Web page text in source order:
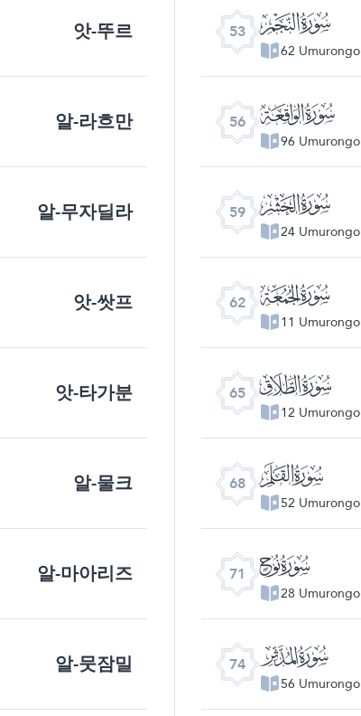
앗-뚜르 53 ﯢ
62 Umurongo
알-라흐만 56 ﯥ
96 Umurongo
알-무자딜라 59 ﯨ
24 Umurongo
앗-쌋프 62 ﯫ
11 Umurongo
앗-타가분 65 ﯮ
12 Umurongo
알-물크 68 ﯱ
52 Umurongo
알-마아리즈 71 ﯴ
28 Umurongo
알-뭇잠밀 74 ﯷ
56 Umurongo